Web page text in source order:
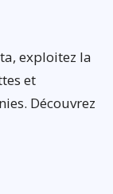
exploitez la
et
Découvrez